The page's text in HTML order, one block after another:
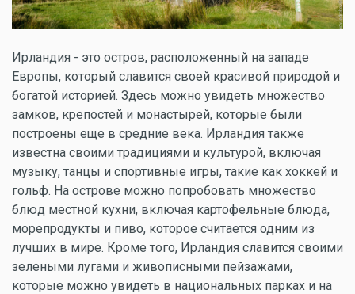
Ирландия - это остров, расположенный на западе
Европы, который славится своей красивой природой и
богатой историей. Здесь можно увидеть множество
замков, крепостей и монастырей, которые были
построены еще в средние века. Ирландия также
известна своими традициями и культурой, включая
музыку, танцы и спортивные игры, такие как хоккей и
гольф. На острове можно попробовать множество
блюд местной кухни, включая картофельные блюда,
морепродукты и пиво, которое считается одним из
лучших в мире. Кроме того, Ирландия славится своими
зелеными лугами и живописными пейзажами,
которые можно увидеть в национальных парках и на